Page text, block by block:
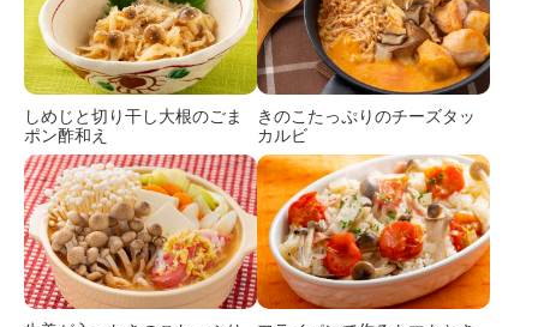
しめじと切り干し大根のごま
ポン酢和え
きのこたっぷりのチーズタッ
カルビ